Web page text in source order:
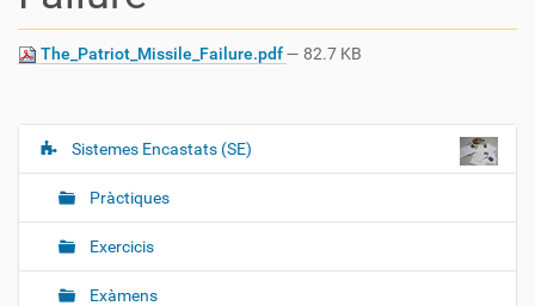
The_Patriot_Missile_Failure.pdf— 82.7 KB
N
g
Sistemes Encastats (SE)
Pràctiques
Exercicis
Exàmens